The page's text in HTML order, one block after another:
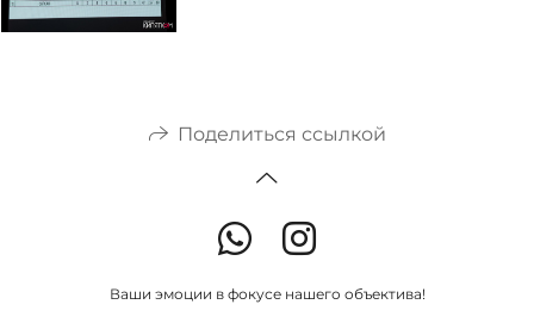
Поделиться ссылкой
Ваши эмоции в фокусе нашего объектива!